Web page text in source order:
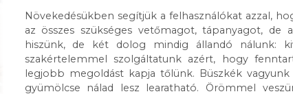
Növekedésükben segítjük a felhasználókat azzal,
az összes szükséges vetőmagot, tápanyagot, de
hiszünk, de két dolog mindig állandó nálunk:
szakértelemmel szolgáltatunk azért, hogy
legjobb megoldást kapja tőlünk. Büszkék
gyümölcse nálad lesz learatható. Örömmel